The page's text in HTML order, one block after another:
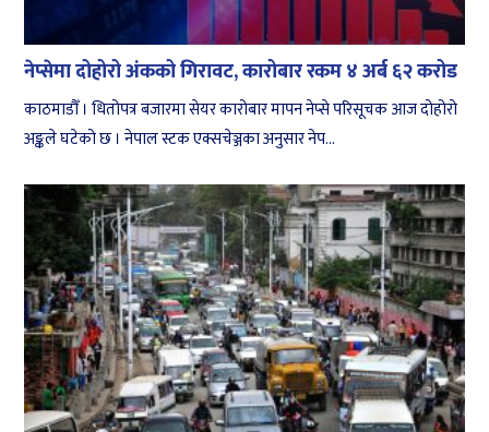
नेप्सेमा दोहोरो अंकको गिरावट, कारोबार रकम ४ अर्ब ६२ करोड
काठमाडौँ । धितोपत्र बजारमा सेयर कारोबार मापन नेप्से परिसूचक आज दोहोरो
अङ्कले घटेको छ । नेपाल स्टक एक्सचेञ्जका अनुसार नेप...